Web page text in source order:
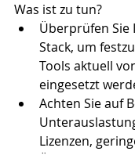
Was ist zu tun?
Überprüfen Sie
Stack, um
Tools aktuell
eingesetzt
Achten Sie auf
Lizenzen,